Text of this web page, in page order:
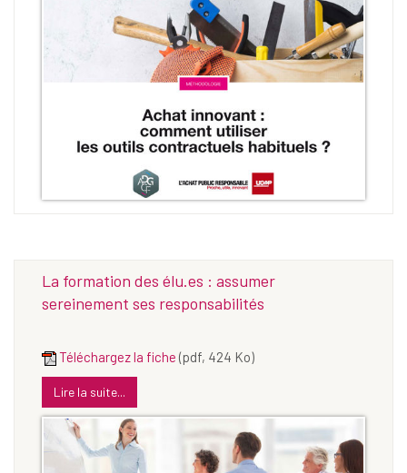
La formation des élu.es : assumer
sereinement ses responsabilités
Téléchargez la fiche (pdf, 424 Ko)
Lire la suite...